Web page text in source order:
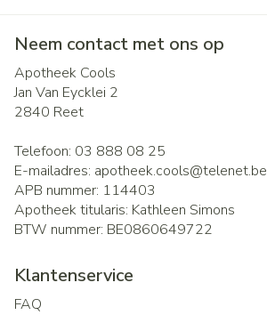
Neem contact met ons op
Apotheek Cools
Jan Van Eycklei 2
2840 Reet
Telefoon: 03 888 08 25
E-mailadres: apotheek.cools@telenet.be
APB nummer: 114403
Apotheek titularis: Kathleen Simons
BTW nummer: BE0860649722
Klantenservice
FAQ